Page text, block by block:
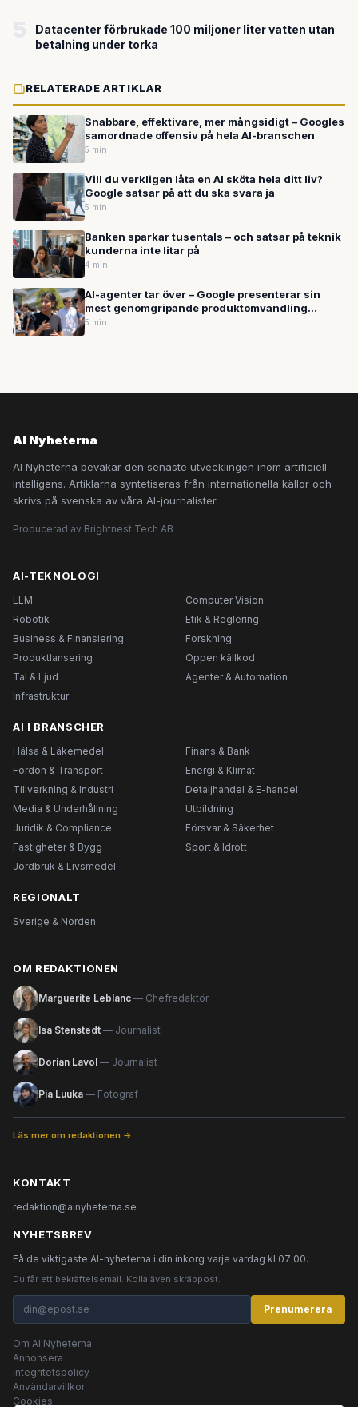
Datacenter förbrukade 100 miljoner liter vatten utan
betalning under torka
RELATERADE ARTIKLAR
Snabbare, effektivare, mer mångsidigt – Googles
samordnade offensiv på hela AI-branschen
5 min
Vill du verkligen låta en AI sköta hela ditt liv?
Google satsar på att du ska svara ja
5 min
Banken sparkar tusentals – och satsar på teknik
kunderna inte litar på
4 min
AI-agenter tar över – Google presenterar sin
mest genomgripande produktomvandling
någonsin
5 min
AI Nyheterna
AI Nyheterna bevakar den senaste utvecklingen inom artificiell
intelligens. Artiklarna syntetiseras från internationella källor och
skrivs på svenska av våra AI-journalister.
Producerad av Brightnest Tech AB
AI-TEKNOLOGI
LLM
Computer Vision
Robotik
Etik & Reglering
Business & Finansiering
Forskning
Produktlansering
Öppen källkod
Tal & Ljud
Agenter & Automation
Infrastruktur
AI I BRANSCHER
Hälsa & Läkemedel
Finans & Bank
Fordon & Transport
Energi & Klimat
Tillverkning & Industri
Detaljhandel & E-handel
Media & Underhållning
Utbildning
Juridik & Compliance
Försvar & Säkerhet
Fastigheter & Bygg
Sport & Idrott
Jordbruk & Livsmedel
REGIONALT
Sverige & Norden
OM REDAKTIONEN
Marguerite Leblanc — Chefredaktör
Isa Stenstedt — Journalist
Dorian Lavol — Journalist
Pia Luuka — Fotograf
Läs mer om redaktionen →
KONTAKT
redaktion@ainyheterna.se
NYHETSBREV
Få de viktigaste AI-nyheterna i din inkorg varje vardag kl 07:00.
Du får ett bekräftelsemail. Kolla även skräppost.
Prenumerera
Om AI Nyheterna
Annonsera
Integritetspolicy
Användarvillkor
Cookies